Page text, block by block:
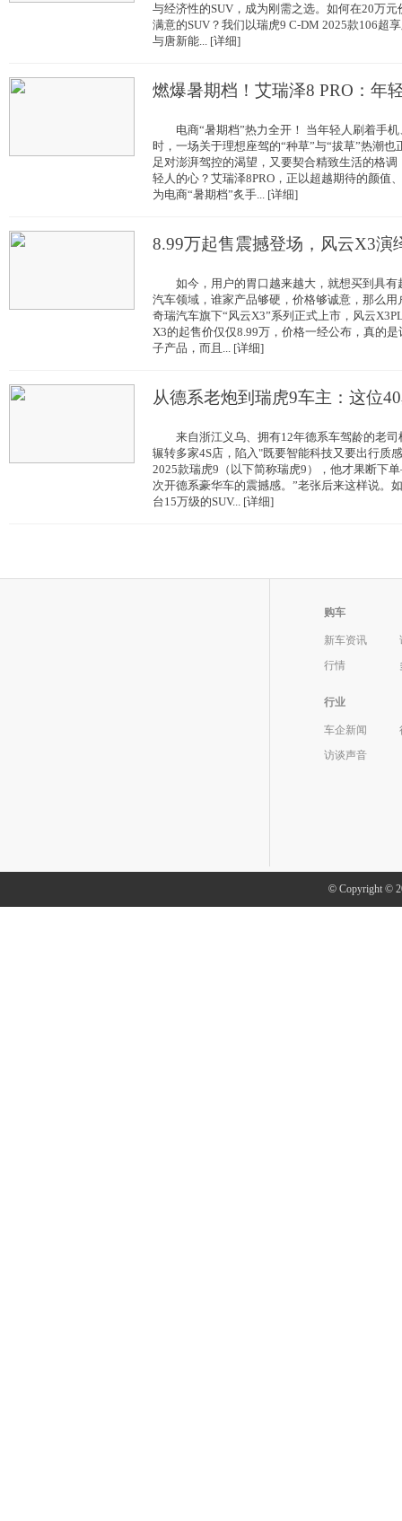
与经济性的SUV，成为刚需之选。如何在20万
满意的SUV？我们以瑞虎9 C-DM 2025款106超
与唐新能... [详细]
燃爆暑期档！艾瑞泽8 PRO：年
电商“暑期档”热力全开！ 当年轻人刷着手机
时，一场关于理想座驾的“种草”与“拔草”热潮
足对澎湃驾控的渴望，又要契合精致生活的格
轻人的心？艾瑞泽8PRO，正以超越期待的颜值
为电商“暑期档”炙手... [详细]
8.99万起售震撼登场，风云X3演
如今，用户的胃口越来越大，就想买到具有
汽车领域，谁家产品够硬，价格够诚意，那么
奇瑞汽车旗下“风云X3”系列正式上市，风云
X3的起售价仅仅8.99万，价格一经公布，真的
子产品，而且... [详细]
从德系老炮到瑞虎9车主：这位
来自浙江义乌、拥有12年德系车驾龄的老司
辗转多家4S店，陷入"既要智能科技又要出行质
2025款瑞虎9（以下简称瑞虎9），他才果断下
次开德系豪华车的震撼感。”老张后来这样说。
台15万级的SUV... [详细]
购车
新车资讯
行情
行业
车企新闻
访谈声音
©Copyright ©